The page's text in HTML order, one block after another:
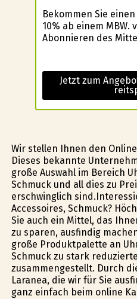
Bekommen Sie
10% ab einem MBW.
Abonnieren des
Jetzt zum
Wir stellen Ihnen den
Dieses bekannte
große Auswahl im Bereich
Schmuck und all dies zu
erschwinglich
Accessoires, Schmuck?
Sie auch ein Mittel, das
zu sparen, ausfindig
große Produktpalette an
Schmuck zu stark
zusammengestellt. Durch
Laranea, die wir für Sie
ganz einfach beim online